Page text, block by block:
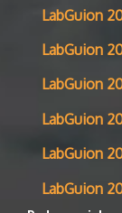
LabGuion
LabGuion
LabGuion
LabGuion
LabGuion
LabGuion